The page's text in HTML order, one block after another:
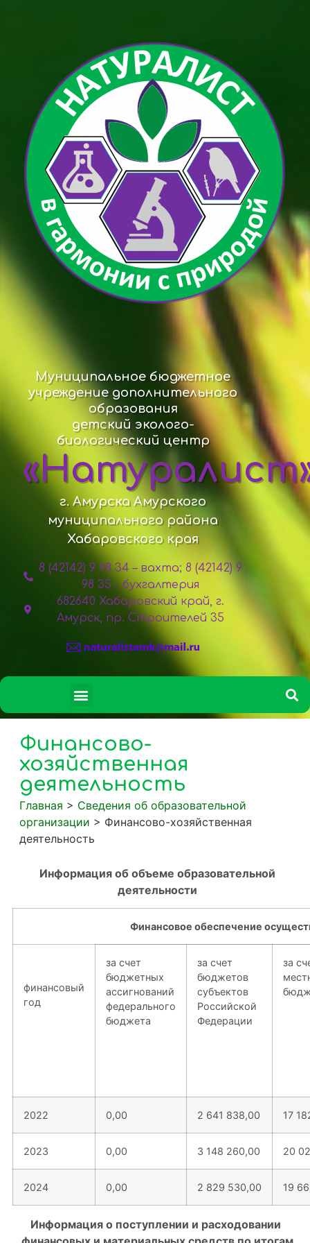
Муниципальное бюджетное
учреждение дополнительного
образования
детский эколого-
биологический центр
г. Амурска Амурского
муниципального района
Хабаровского края
8 (42142) 9 98 34 – вахта; 8 (42142) 9
98 35 - бухгалтерия
682640 Хабаровский край, г.
Амурск, пр. Строителей 35
Финансово-
хозяйственная
деятельность
Главная > Сведения об образовательной
организации > Финансово-хозяйственная
деятельность
Информация об объеме образовательной
деятельности
Финансовое обеспечение
финансовый
год
за счет
бюджетных
ассигнований
федерального
бюджета
за счет
бюджетов
субъектов
Российской
Федерации
за
2022 0,00 2 641 838,00 17
2023 0,00 3 148 260,00 20
2024 0,00 2 829 530,00 19
Информация о поступлении и расходовании